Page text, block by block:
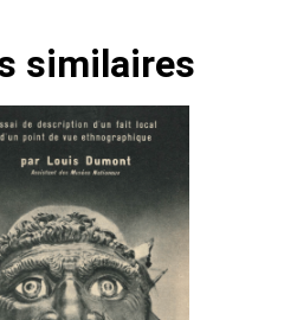
similaires